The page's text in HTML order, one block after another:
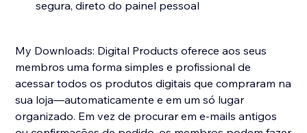
segura, direto do painel pessoal
My Downloads: Digital Products oferece aos seus
membros uma forma simples e profissional de
acessar todos os produtos digitais que compraram na
sua loja—automaticamente e em um só lugar
organizado. Em vez de procurar em e-mails antigos